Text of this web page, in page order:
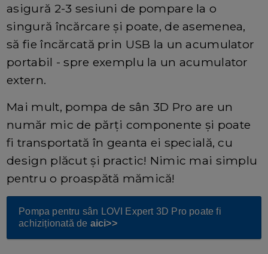
asigură 2-3 sesiuni de pompare la o
singură încărcare și poate, de asemenea,
să fie încărcată prin USB la un acumulator
portabil - spre exemplu la un acumulator
extern.
Mai mult, pompa de sân 3D Pro are un
număr mic de părți componente și poate
fi transportată în geanta ei specială, cu
design plăcut și practic! Nimic mai simplu
pentru o proaspătă mămică!
Pompa pentru sân LOVI Expert 3D Pro poate fi
achiziționată de aici>>